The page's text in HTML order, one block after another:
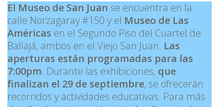
El Museo de San Juan se encuentra en la
calle Norzagaray #150 y el Museo de Las
Américas en el Segundo Piso del Cuartel de
Ballajá, ambos en el Viejo San Juan. Las
aperturas están programadas para las
7:00pm. Durante las exhibiciones, que
finalizan el 29 de septiembre, se ofrecerán
recorridos y actividades educativas. Para más